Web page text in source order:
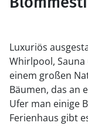
Luxuriös
Whirlpool,
einem großen
Bäumen, das an
Ufer man einige
Ferienhaus gibt